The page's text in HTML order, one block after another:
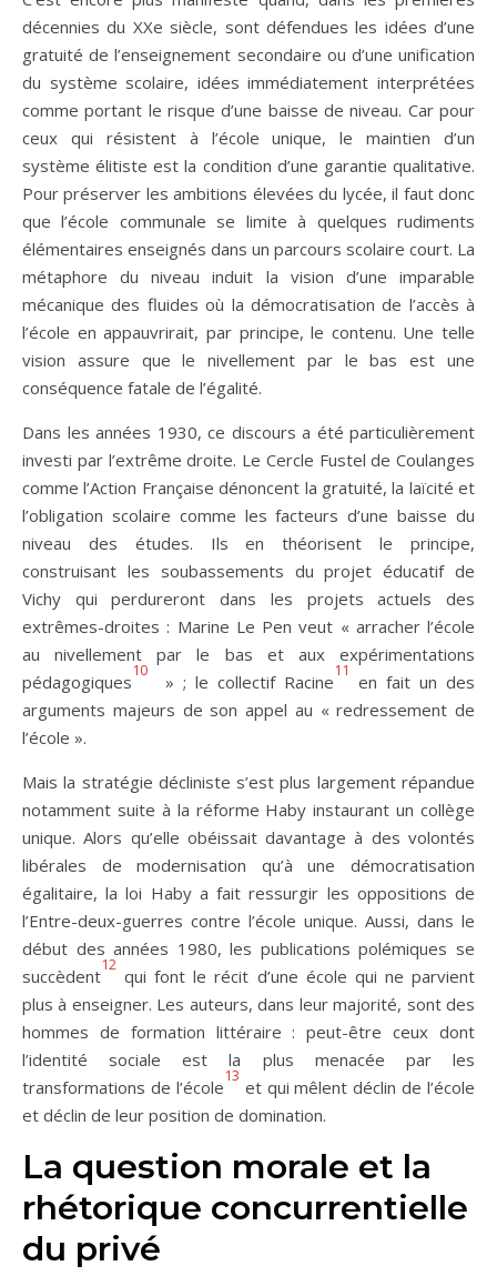
décennies du XXe siècle, sont défendues les idées d’une
gratuité de l’enseignement secondaire ou d’une unification
du système scolaire, idées immédiatement interprétées
comme portant le risque d’une baisse de niveau. Car pour
ceux qui résistent à l’école unique, le maintien d’un
système élitiste est la condition d’une garantie qualitative.
Pour préserver les ambitions élevées du lycée, il faut donc
que l’école communale se limite à quelques rudiments
élémentaires enseignés dans un parcours scolaire court. La
métaphore du niveau induit la vision d’une imparable
mécanique des fluides où la démocratisation de l’accès à
l’école en appauvrirait, par principe, le contenu. Une telle
vision assure que le nivellement par le bas est une
conséquence fatale de l’égalité.
Dans les années 1930, ce discours a été particulièrement
investi par l’extrême droite. Le Cercle Fustel de Coulanges
comme l’Action Française dénoncent la gratuité, la laïcité et
l’obligation scolaire comme les facteurs d’une baisse du
niveau des études. Ils en théorisent le principe,
construisant les soubassements du projet éducatif de
Vichy qui perdureront dans les projets actuels des
extrêmes-droites : Marine Le Pen veut « arracher l’école
au nivellement par le bas et aux expérimentations
pédagogiques
10
» ; le collectif Racine
11
en fait un des
arguments majeurs de son appel au « redressement de
l’école ».
Mais la stratégie décliniste s’est plus largement répandue
notamment suite à la réforme Haby instaurant un collège
unique. Alors qu’elle obéissait davantage à des volontés
libérales de modernisation qu’à une démocratisation
égalitaire, la loi Haby a fait ressurgir les oppositions de
l’Entre-deux-guerres contre l’école unique. Aussi, dans le
début des années 1980, les publications polémiques se
succèdent
12
qui font le récit d’une école qui ne parvient
plus à enseigner. Les auteurs, dans leur majorité, sont des
hommes de formation littéraire : peut-être ceux dont
l’identité sociale est la plus menacée par les
transformations de l’école
13
et qui mêlent déclin de l’école
et déclin de leur position de domination.
La question morale et la
rhétorique concurrentielle
du privé